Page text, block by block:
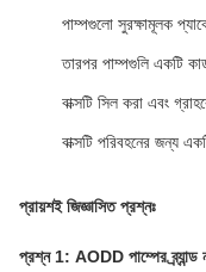
পাম্পগুলো সুরক্ষামূলক
তারপর পাম্পগুলি একটি
বাক্সটি সিল করা এবং
বাক্সটি পরিবহনের জন্য
প্রায়শই জিজ্ঞাসিত প্রশ্নঃ
প্রশ্ন 1: AODD পাম্পের ব্র্যান্ড